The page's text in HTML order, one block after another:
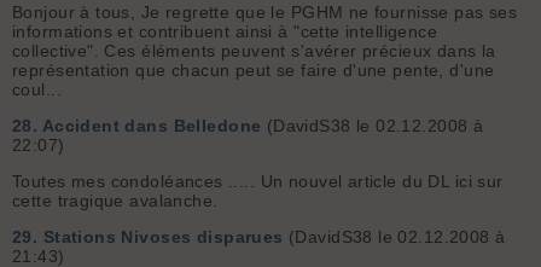
Bonjour à tous, Je regrette que le PGHM ne fournisse pas ses
informations et contribuent ainsi à "cette intelligence
collective". Ces éléments peuvent s'avérer précieux dans la
représentation que chacun peut se faire d'une pente, d'une
coul...
28. Accident dans Belledone (DavidS38 le 02.12.2008 à
22:07)
Toutes mes condoléances ..... Un nouvel article du DL ici sur
cette tragique avalanche.
29. Stations Nivoses disparues (DavidS38 le 02.12.2008 à
21:43)